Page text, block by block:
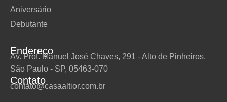
Aniversário
Debutante
Endereço
Av. Prof. Manuel José Chaves, 291 - Alto de Pinheiros,
São Paulo - SP, 05463-070
Contato
contato@casaaltior.com.br